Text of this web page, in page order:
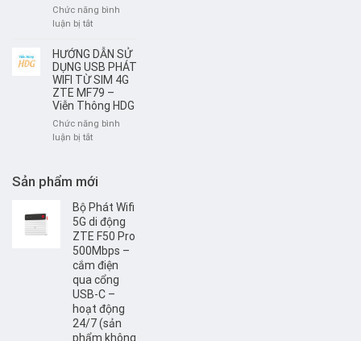
HDG
động
4G/
SIM
4G
Chức năng bình
luận bị tắtở
dẫn
đổi
tên
và
mật
khẩu
HƯỚNG DẪN SỬ
DỤNG USB PHÁT
WIFI TỪ SIM 4G
ZTE MF79 –
Viễn Thông HDG
Chức năng bình
luận bị tắtở
SỬ
USB
PHÁT
WIFI
TỪ
SIM
4G
ZTE
MF79
–
Viễn
Sản phẩm mới
Bộ Phát Wifi
5G di động
ZTE F50 Pro
500Mbps –
cắm điện
qua cổng
USB-C –
hoạt động
24/7 (sản
phẩm không